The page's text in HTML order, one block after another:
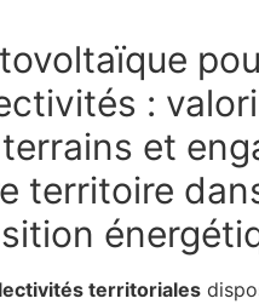
:
et
territoire
territoriales